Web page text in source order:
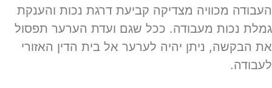
העבודה מכוויה מצדיקה קביעת דרגת נכות והענקת
גמלת נכות מעבודה. ככל שגם ועדת הערער תפסול
את הבקשה, ניתן יהיה לערער אל בית הדין האזורי
לעבודה.